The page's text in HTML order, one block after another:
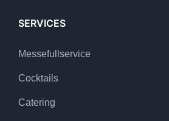
SERVICES
Messefullservice
Cocktails
Catering